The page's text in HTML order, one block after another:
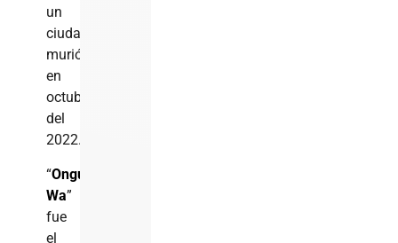
un
ciudadano
murió
en
octubre
del
2022.
“Onguito
Wa”
fue
el